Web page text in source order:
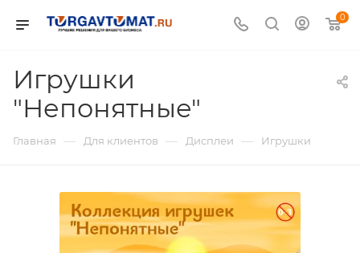
0
Игрушки
"Непонятные"
Главная — Для клиентов — Дисплеи — Игрушки